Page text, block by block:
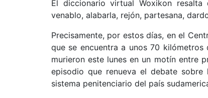
El diccionario virtual Woxikon
venablo, alabarla, rejón, partesana,
Precisamente, por estos días, en el
que se encuentra a unos 70
murieron este lunes en un motín entre
episodio que renueva el debate
sistema penitenciario del país